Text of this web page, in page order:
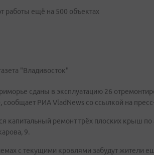
работы ещё на 500 объектах
"Владивосток"
сданы в эксплуатацию 26
РИА VladNews со ссылкой на
капитальный ремонт трёх плоских крыш по
9.
с текущими кровлями забудут жители